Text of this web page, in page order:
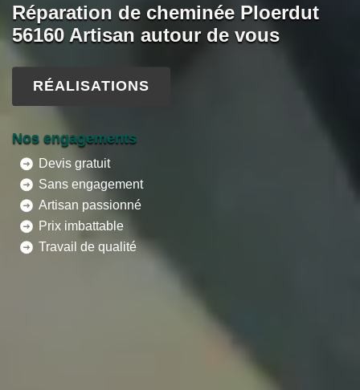
Réparation de cheminée Ploerdut
56160 Artisan autour de vous
RÉALISATIONS
Nos engagements
Devis gratuit
Sans engagement
Artisan passionné
Prix imbattable
Travail de qualité